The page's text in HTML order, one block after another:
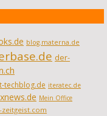
blog.materna.de
der-
techblog.de iteratec.de
Mein Office